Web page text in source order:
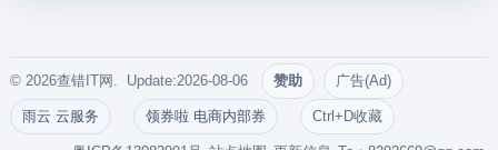
© 2026查错IT网. Update:2026-08-06 赞助 广告(Ad)
雨云 云服务 领券啦 电商内部券 Ctrl+D收藏